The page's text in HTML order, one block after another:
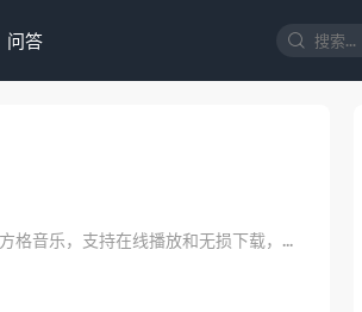

问答
今天找到一款 Windows 系统使用的无损音乐下载工具，方格音乐，支持在线播放和无损下载，软件UI...